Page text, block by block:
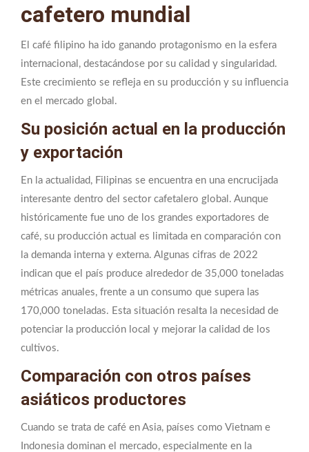
cafetero mundial
El café filipino ha ido ganando protagonismo en la esfera
internacional, destacándose por su calidad y singularidad.
Este crecimiento se refleja en su producción y su influencia
en el mercado global.
Su posición actual en la producción
y exportación
En la actualidad, Filipinas se encuentra en una encrucijada
interesante dentro del sector cafetalero global. Aunque
históricamente fue uno de los grandes exportadores de
café, su producción actual es limitada en comparación con
la demanda interna y externa. Algunas cifras de 2022
indican que el país produce alrededor de 35,000 toneladas
métricas anuales, frente a un consumo que supera las
170,000 toneladas. Esta situación resalta la necesidad de
potenciar la producción local y mejorar la calidad de los
cultivos.
Comparación con otros países
asiáticos productores
Cuando se trata de café en Asia, países como Vietnam e
Indonesia dominan el mercado, especialmente en la